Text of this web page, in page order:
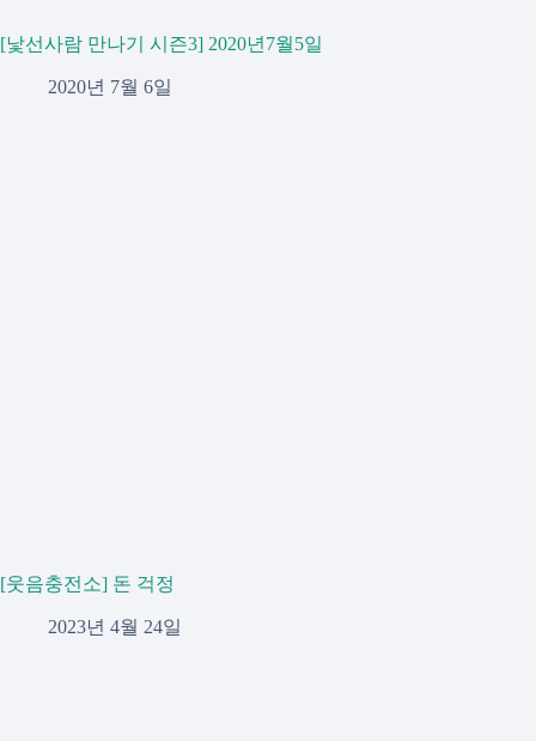
[낯선사람 만나기 시즌3] 2020년7월5일
2020년 7월 6일
[웃음충전소] 돈 걱정
2023년 4월 24일